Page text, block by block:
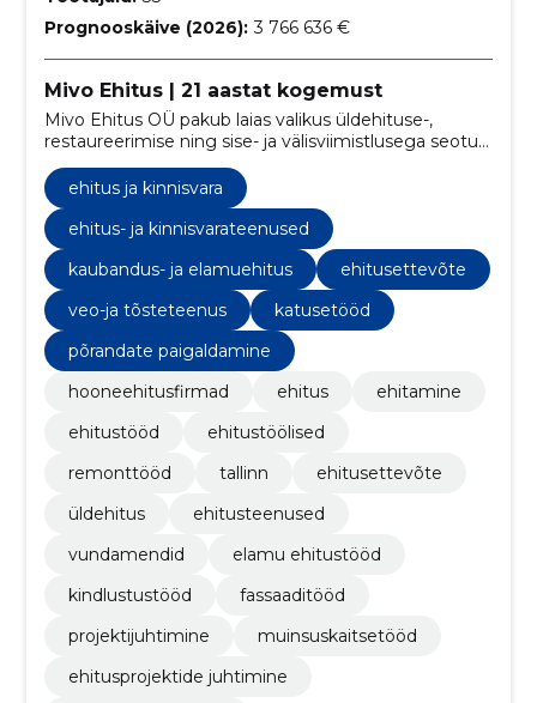
Prognooskäive (2026): 3 766 636 €
Mivo Ehitus | 21 aastat kogemust
Mivo Ehitus OÜ pakub laias valikus üldehituse-,
restaureerimise ning sise- ja välisviimistlusega seotud
ehitus ja kinnisvara
ehitus- ja kinnisvarateenused
kaubandus- ja elamuehitus
ehitusettevõte
veo-ja tõsteteenus
katusetööd
põrandate paigaldamine
hooneehitusfirmad
ehitus
ehitamine
ehitustööd
ehitustöölised
remonttööd
tallinn
ehitusettevõte
üldehitus
ehitusteenused
vundamendid
elamu ehitustööd
kindlustustööd
fassaaditööd
projektijuhtimine
muinsuskaitsetööd
ehitusprojektide juhtimine